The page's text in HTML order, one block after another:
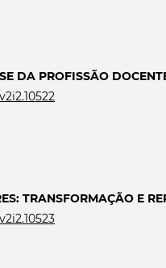
DA PROFISSÃO
TRANSFORMAÇÃO E